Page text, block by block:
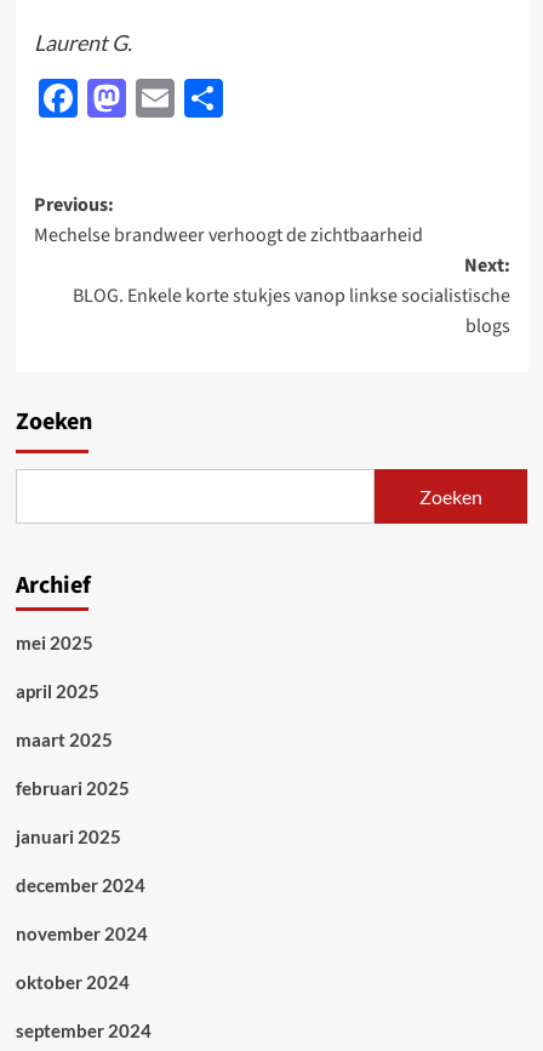
Laurent G.
Facebook
Mastodon
EmailDelen
Post
navigation
Previous:
Mechelse brandweer verhoogt de zichtbaarheid
Next:
BLOG. Enkele korte stukjes vanop linkse socialistische
blogs
Zoeken
Zoeken
Archief
mei 2025
april 2025
maart 2025
februari 2025
januari 2025
december 2024
november 2024
oktober 2024
september 2024